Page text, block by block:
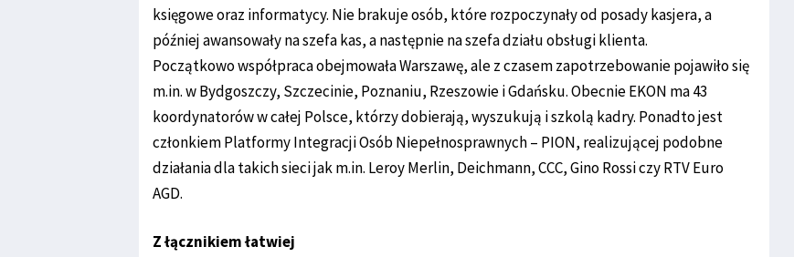
księgowe oraz informatycy. Nie brakuje osób, które rozpoczynały od posady kasjera, a
później awansowały na szefa kas, a następnie na szefa działu obsługi klienta.
Początkowo współpraca obejmowała Warszawę, ale z czasem zapotrzebowanie pojawiło się
m.in. w Bydgoszczy, Szczecinie, Poznaniu, Rzeszowie i Gdańsku. Obecnie EKON ma 43
koordynatorów w całej Polsce, którzy dobierają, wyszukują i szkolą kadry. Ponadto jest
członkiem Platformy Integracji Osób Niepełnosprawnych – PION, realizującej podobne
działania dla takich sieci jak m.in. Leroy Merlin, Deichmann, CCC, Gino Rossi czy RTV Euro
AGD.
Z łącznikiem łatwiej